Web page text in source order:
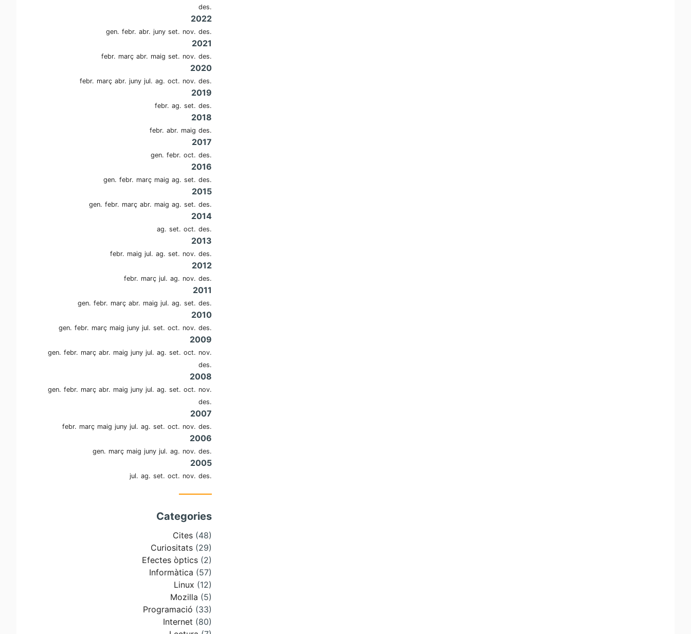
des.
2022
gen. febr. abr. juny set. nov. des.
2021
febr. març abr. maig set. nov. des.
2020
febr. març abr. juny jul. ag. oct. nov. des.
2019
febr. ag. set. des.
2018
febr. abr. maig des.
2017
gen. febr. oct. des.
2016
gen. febr. març maig ag. set. des.
2015
gen. febr. març abr. maig ag. set. des.
2014
ag. set. oct. des.
2013
febr. maig jul. ag. set. nov. des.
2012
febr. març jul. ag. nov. des.
2011
gen. febr. març abr. maig jul. ag. set. des.
2010
gen. febr. març maig juny jul. set. oct. nov. des.
2009
gen. febr. març abr. maig juny jul. ag. set. oct. nov.
des.
2008
gen. febr. març abr. maig juny jul. ag. set. oct. nov.
des.
2007
febr. març maig juny jul. ag. set. oct. nov. des.
2006
gen. març maig juny jul. ag. nov. des.
2005
jul. ag. set. oct. nov. des.
Categories
Cites (48)
Curiositats (29)
Efectes òptics (2)
Informàtica (57)
Linux (12)
Mozilla (5)
Programació (33)
Internet (80)